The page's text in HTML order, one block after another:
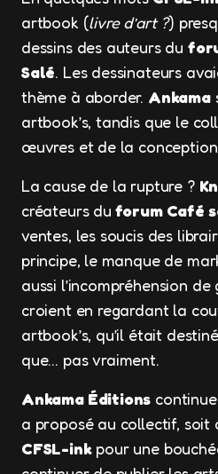
artbook (livre d’art ?)
dessins des auteurs du
Salé. Les dessinateurs
thème à aborder. Ankama
artbook’s, tandis que le
œuvres et de la
La cause de la rupture ?
créateurs du forum Café
ventes, les soucis des
principe, le manque de
aussi l’incompréhension
croient en regardant la
artbook’s, qu’il était
que… pas vraiment.
Ankama Éditions
a proposé au collectif, soit
CFSL-inkpour une